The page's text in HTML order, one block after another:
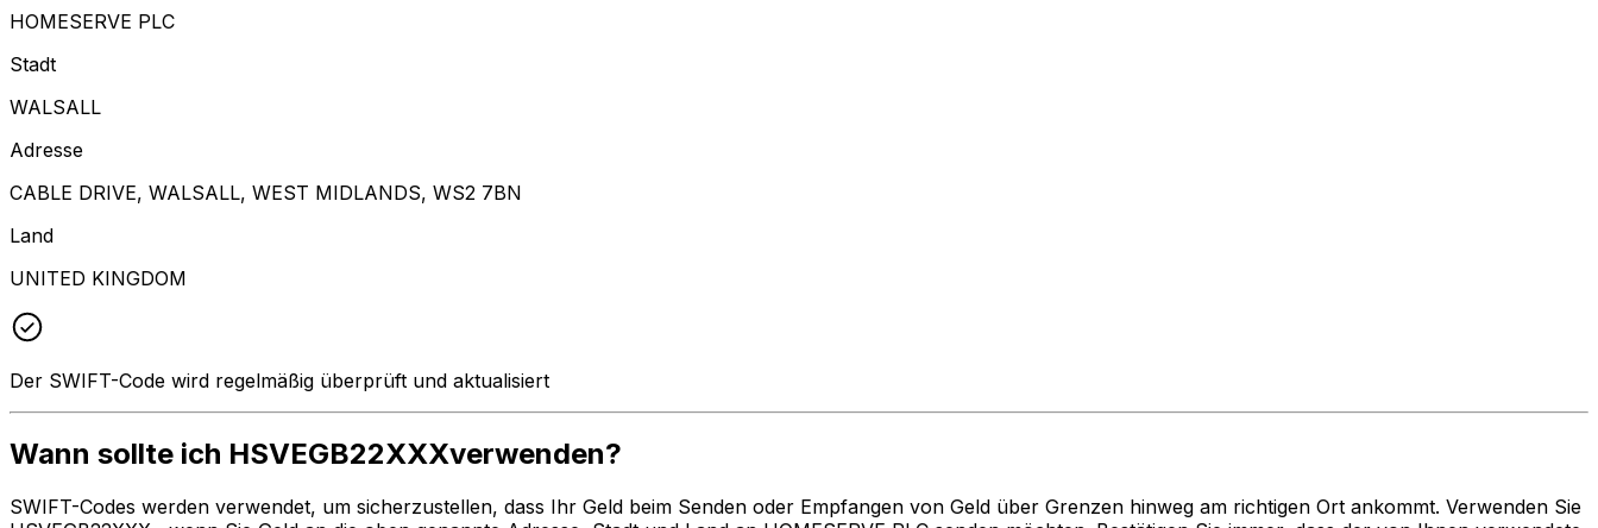
HOMESERVE PLC
Stadt
WALSALL
Adresse
CABLE DRIVE, WALSALL, WEST MIDLANDS, WS2 7BN
Land
UNITED KINGDOM
Der SWIFT-Code wird regelmäßig überprüft und aktualisiert
Wann sollte ich HSVEGB22XXXverwenden?
SWIFT-Codes werden verwendet, um sicherzustellen, dass Ihr Geld beim Senden oder Empfangen von Geld über Grenzen hinweg am richtigen Ort ankommt. Verwenden Sie